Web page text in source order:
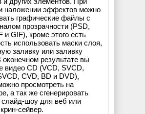
наложении эффектов можно
графические файлы с
прозрачности (PSD,
и GIF), кроме этого есть
использовать маски слоя,
заливку или заливку
результате вы
видео CD (VCD, SVCD,
CVD, BD и DVD),
просмотреть на
а так же сгенерировать
слайд-шоу для веб или
сейвер.